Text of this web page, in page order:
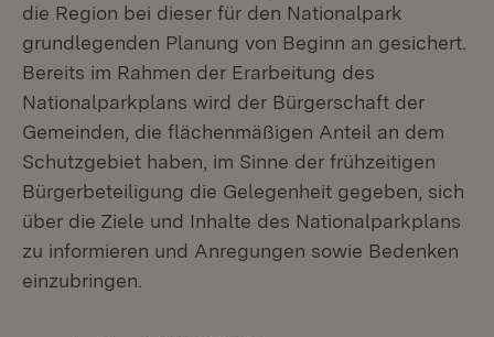
die Region bei dieser für den Nationalpark
grundlegenden Planung von Beginn an gesichert.
Bereits im Rahmen der Erarbeitung des
Nationalparkplans wird der Bürgerschaft der
Gemeinden, die flächenmäßigen Anteil an dem
Schutzgebiet haben, im Sinne der frühzeitigen
Bürgerbeteiligung die Gelegenheit gegeben, sich
über die Ziele und Inhalte des Nationalparkplans
zu informieren und Anregungen sowie Bedenken
einzubringen.